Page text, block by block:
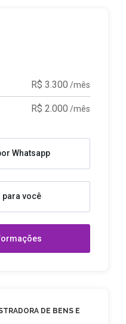
R$ 3.300 /mês
R$ 2.000 /mês
Whatsapp
para você
DE BENS E